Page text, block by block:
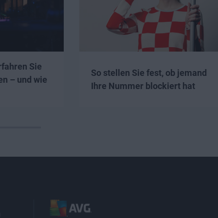
Sie
– und wie
So stellen Sie fest, ob jemand
Ihre Nummer blockiert hat